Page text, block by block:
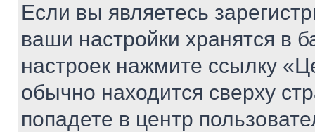
Если вы являетесь
ваши настройки хранятся в
настроек нажмите ссылку
обычно находится сверху
попадете в центр